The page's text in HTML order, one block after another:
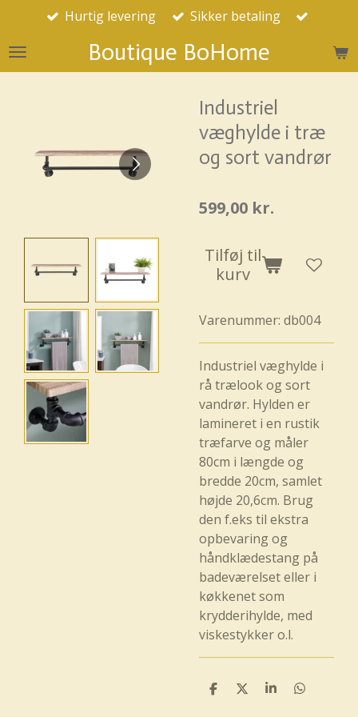
Spring
hovedindhold Boutique BoHome
Hurtig levering Sikker betaling
Industriel
væghylde i træ
og sort vandrør
599,00 kr.
Tilføj til
kurv
Varenummer: db004
Industriel væghylde i
rå trælook og sort
vandrør. Hylden er
lamineret i en rustik
træfarve og måler
80cm i længde og
bredde 20cm, samlet
højde 20,6cm. Brug
den f.eks til ekstra
opbevaring og
håndklædestang på
badeværelset eller i
køkkenet som
krydderihylde, med
viskestykker o.l.
D
D
D
D